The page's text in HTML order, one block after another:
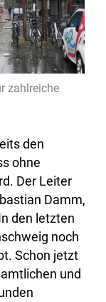
zahlreiche
den
ohne
Der Leiter
Damm,
den letzten
noch
Schon jetzt
und